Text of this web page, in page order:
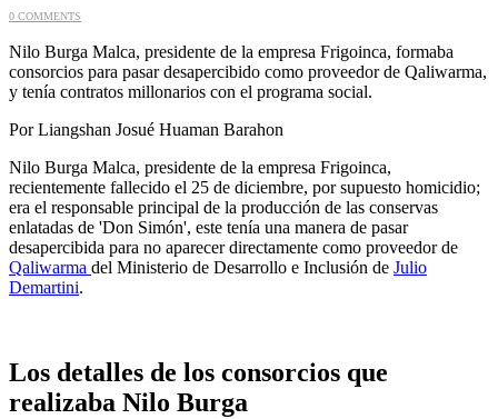
0 COMMENTS
Nilo Burga Malca, presidente de la empresa Frigoinca, formaba
consorcios para pasar desapercibido como proveedor de Qaliwarma,
y tenía contratos millonarios con el programa social.
Por Liangshan Josué Huaman Barahon
Nilo Burga Malca, presidente de la empresa Frigoinca,
recientemente fallecido el 25 de diciembre, por supuesto homicidio;
era el responsable principal de la producción de las conservas
enlatadas de 'Don Simón', este tenía una manera de pasar
desapercibida para no aparecer directamente como proveedor de
Qaliwarma del Ministerio de Desarrollo e Inclusión de Julio
Demartini.
Los detalles de los consorcios que
realizaba Nilo Burga